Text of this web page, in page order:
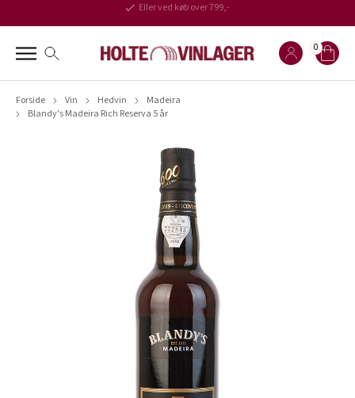
Eller ved køb over 799,-
0
Forside Vin Hedvin
Madeira
Blandy's Madeira Rich Reserva 5 år